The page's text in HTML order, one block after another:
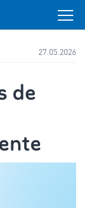
27.05.2026
de